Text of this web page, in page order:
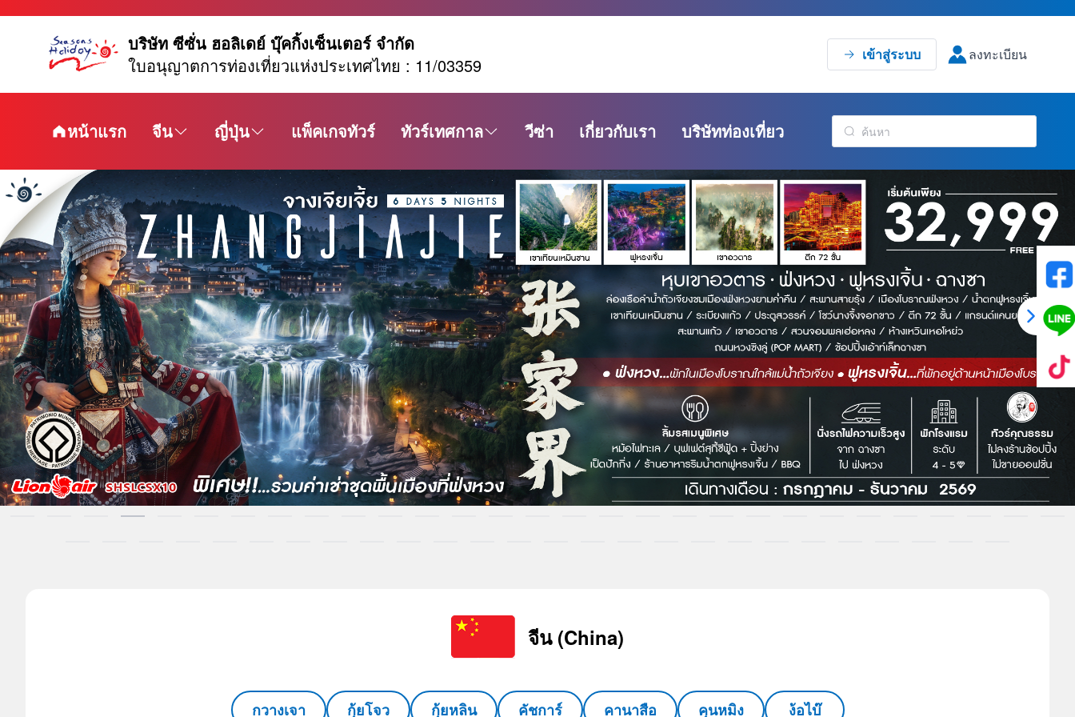
บริษัท ซีซั่น ฮอลิเดย์ บุ๊คกิ้งเซ็นเตอร์ จำกัด
ใบอนุญาตการท่องเที่ยวแห่งประเทศไทย : 11/03359
เข้าสู่ระบบ ลงทะเบียน
หน้าแรก จีน ญี่ปุ่น แพ็คเกจทัวร์ ทัวร์เทศกาล วีซ่า เกี่ยวกับเรา บริษัทท่องเที่ยว
จีน (China)
กวางเจา กุ้ยโจว กุ้ยหลิน คัชการ์ คานาสือ คุนหมิง ง้อไบ๊